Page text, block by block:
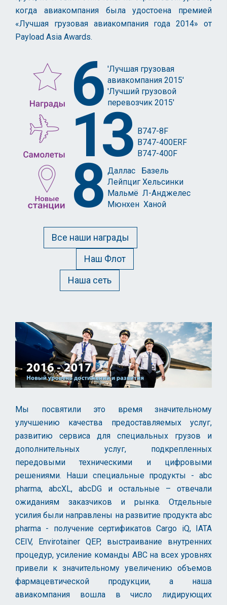
когда авиакомпания была удостоена премией
«Лучшая грузовая авиакомпания года 2014» от
Payload Asia Awards.
6
'Лучшая грузовая
авиакомпания 2015'
'Лучший грузовой
перевозчик 2015'
13
B747-8F
B747-400ERF
B747-400F
8
Даллас Базель
Лейпциг Хельсинки
Мальмё Л-Анджелес
Мюнхен Ханой
Все наши награды
Наш Флот
Наша сеть
Мы посвятили это время значительному
улучшению качества предоставляемых услуг,
развитию сервиса для специальных грузов и
дополнительных услуг, подкрепленных
передовыми техническими и цифровыми
решениями. Наши специальные продукты - abc
pharma, abcXL, abcDG и остальные – отвечали
ожиданиям заказчиков и рынка. Отдельные
усилия были направлены на развитие продукта abc
pharma - получение сертификатов Cargo iQ, IATA
CEIV, Envirotainer QEP, выстраивание внутренних
процедур, усиление команды АВС на всех уровнях
привели к значительному увеличению объемов
фармацевтической продукции, а наша
авиакомпания вошла в число лидирующих